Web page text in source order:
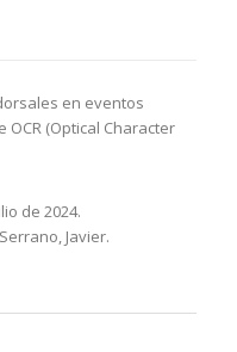
en eventos
(Optical Character
de 2024.
Javier.